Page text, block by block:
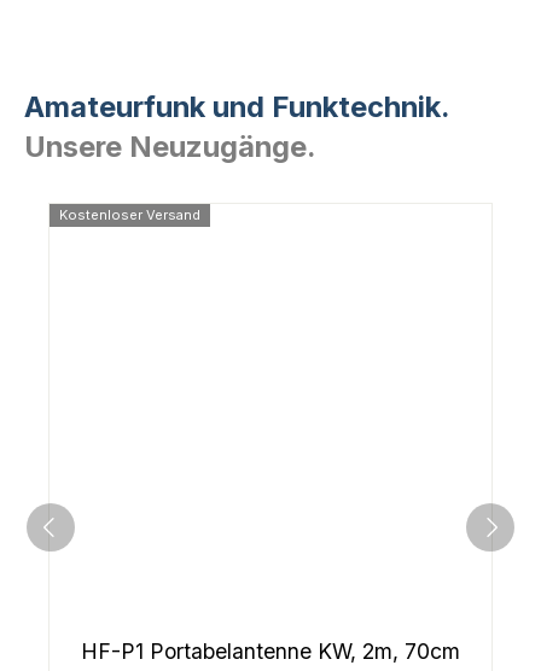
Amateurfunk und Funktechnik.
Unsere Neuzugänge.
Kostenloser Versand
HF-P1 Portabelantenne KW, 2m, 70cm